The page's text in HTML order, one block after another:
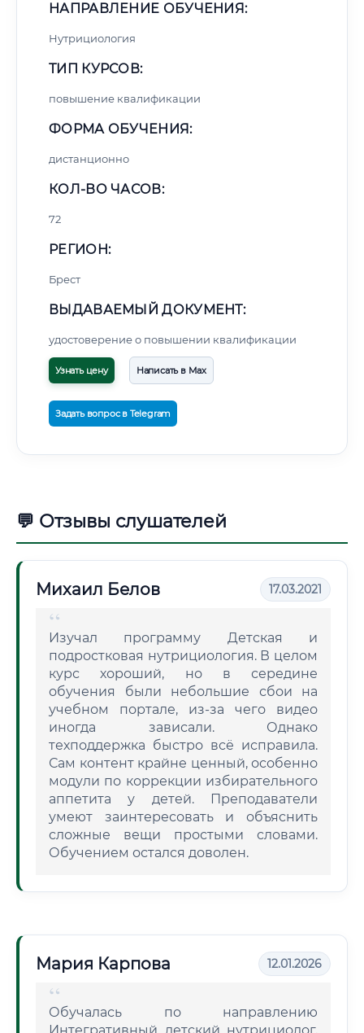
НАПРАВЛЕНИЕ ОБУЧЕНИЯ:
Нутрициология
ТИП КУРСОВ:
повышение квалификации
ФОРМА ОБУЧЕНИЯ:
дистанционно
КОЛ-ВО ЧАСОВ:
72
РЕГИОН:
Брест
ВЫДАВАЕМЫЙ ДОКУМЕНТ:
удостоверение о повышении квалификации
Узнать цену Написать в Max
Задать вопрос в Telegram
💬 Отзывы слушателей
Михаил Белов 17.03.2021
Изучал программу Детская и
подростковая нутрициология. В целом
курс хороший, но в середине
обучения были небольшие сбои на
учебном портале, из-за чего видео
иногда зависали. Однако
техподдержка быстро всё исправила.
Сам контент крайне ценный, особенно
модули по коррекции избирательного
аппетита у детей. Преподаватели
умеют заинтересовать и объяснить
сложные вещи простыми словами.
Обучением остался доволен.
Мария Карпова 12.01.2026
Обучалась по направлению